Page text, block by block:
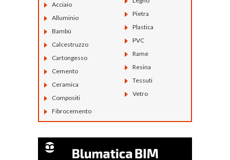
Acciaio
Alluminio
Bambù
Calcestruzzo
Cartongesso
Cemento
Ceramica
Compositi
Fibrocemento
Pietra
Plastica
PVC
Rame
Resina
Tessuti
Vetro